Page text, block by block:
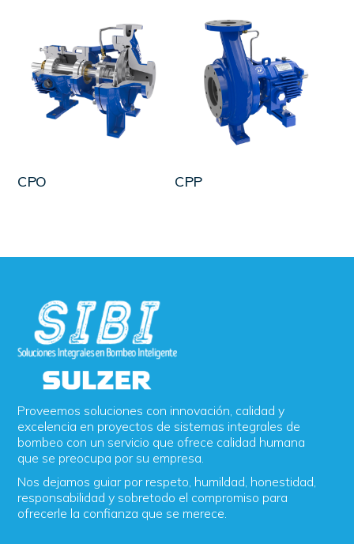
CPO CPP
Proveemos soluciones con innovación, calidad y
excelencia en proyectos de sistemas integrales de
bombeo con un servicio que ofrece calidad humana
que se preocupa por su empresa.
Nos dejamos guiar por respeto, humildad, honestidad,
responsabilidad y sobretodo el compromiso para
ofrecerle la confianza que se merece.